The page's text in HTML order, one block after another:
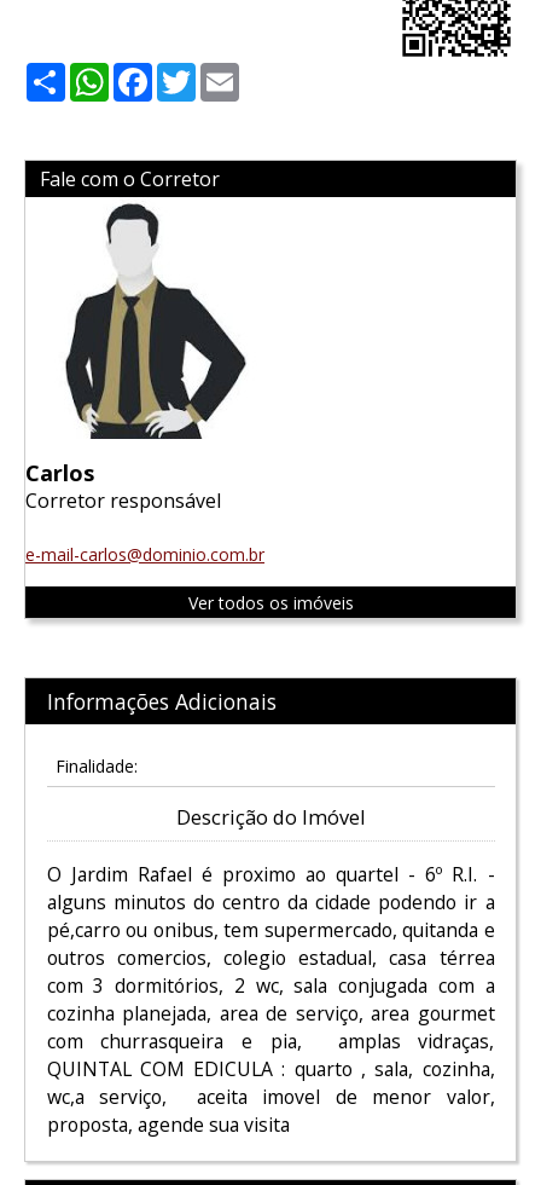
ShareWhatsApp
Facebook
Twitter
Fale com o Corretor
Carlos
Corretor responsável
e-mail-carlos@dominio.com.br
Ver todos os imóveis
Informações Adicionais
Finalidade:
Descrição do Imóvel
O Jardim Rafael é proximo ao quartel - 6º R.I. -
alguns minutos do centro da cidade podendo ir a
pé,carro ou onibus, tem supermercado, quitanda e
outros comercios, colegio estadual, casa térrea
com 3 dormitórios, 2 wc, sala conjugada com a
cozinha planejada, area de serviço, area gourmet
com churrasqueira e pia, amplas vidraças,
QUINTAL COM EDICULA : quarto , sala, cozinha,
wc,a serviço, aceita imovel de menor valor,
proposta, agende sua visita